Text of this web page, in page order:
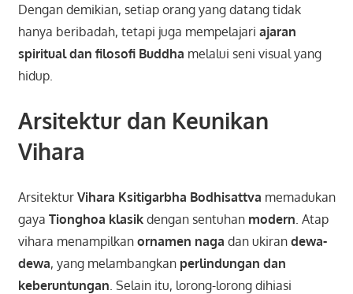
Dengan demikian, setiap orang yang datang tidak
hanya beribadah, tetapi juga mempelajari ajaran
spiritual dan filosofi Buddha melalui seni visual yang
hidup.
Arsitektur dan Keunikan
Vihara
Arsitektur Vihara Ksitigarbha Bodhisattva memadukan
gaya Tionghoa klasikdengan sentuhan modern . Atap
vihara menampilkan ornamen naga dan ukiran dewa-
dewa, yang melambangkan perlindungan dan
keberuntungan . Selain itu, lorong-lorong dihiasi